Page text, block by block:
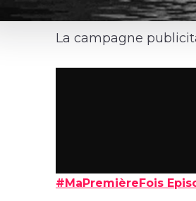
La campagne
#MaPremièreFois